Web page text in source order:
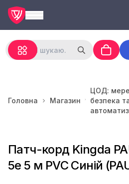
Головна Магазин
ЦОД:
безпека
Патч-корд Kingda
5e 5 м PVC Синій